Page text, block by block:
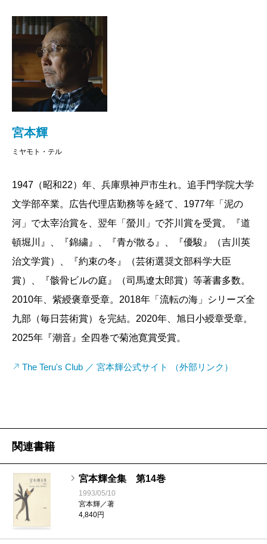
宮本輝
ミヤモト・テル
1947（昭和22）年、兵庫県神戸市生れ。追手門学院大学
文学部卒業。広告代理店勤務等を経て、1977年「泥の
河」で太宰治賞を、翌年「螢川」で芥川賞を受賞。『道
頓堀川』、『錦繍』、『青が散る』、『優駿』（吉川英
治文学賞）、『約束の冬』（芸術選奨文部科学大臣
賞）、『骸骨ビルの庭』（司馬遼太郎賞）等著書多数。
2010年、紫綬褒章受章。2018年「流転の海」シリーズ全
九部（毎日芸術賞）を完結。2020年、旭日小綬章受章。
2025年『潮音』全四巻で菊池寛賞受賞。
The Teru's Club ／ 宮本輝公式サイト （外部リンク）
関連書籍
宮本輝全集 第14巻
1993/05/10
宮本輝／著
4,840円